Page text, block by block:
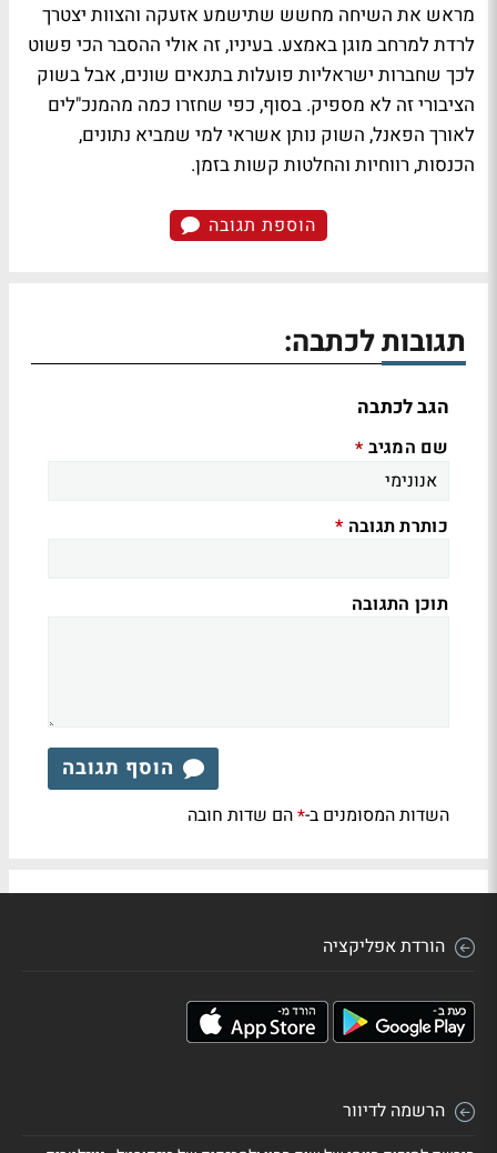
מראש את השיחה מחשש שתישמע אזעקה והצוות יצטרך
לרדת למרחב מוגן באמצע. בעיניו, זה אולי ההסבר הכי פשוט
לכך שחברות ישראליות פועלות בתנאים שונים, אבל בשוק
הציבורי זה לא מספיק. בסוף, כפי שחזרו כמה מהמנכ"לים
לאורך הפאנל, השוק נותן אשראי למי שמביא נתונים,
הכנסות, רווחיות והחלטות קשות בזמן.
הוספת תגובה
תגובות לכתבה:
הגב לכתבה
שם המגיב *
כותרת תגובה *
תוכן התגובה
הוסף תגובה
השדות המסומנים ב-*הם שדות חובה
הורדת אפליקציה
הרשמה לדיוור